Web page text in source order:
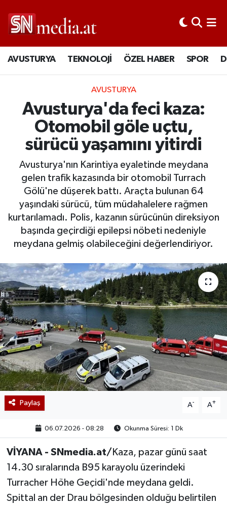
AVUSTURYA TEKNOLOJİ ÖZEL HABER SPOR
AVUSTURYA
Avusturya'da feci kaza:
Otomobil göle uçtu,
sürücü yaşamını yitirdi
Avusturya'nın Karintiya eyaletinde meydana
gelen trafik kazasında bir otomobil Turrach
Gölü'ne düşerek battı. Araçta bulunan 64
yaşındaki sürücü, tüm müdahalelere rağmen
kurtarılamadı. Polis, kazanın sürücünün direksiyon
başında geçirdiği epilepsi nöbeti nedeniyle
meydana gelmiş olabileceğini değerlendiriyor.
Paylaş A- A+
06.07.2026 - 08:28 Okunma Süresi: 1 Dk
VİYANA - SNmedia.at/ Kaza, pazar günü saat
14.30 sıralarında B95 karayolu üzerindeki
Turracher Höhe Geçidi'nde meydana geldi.
Spittal an der Drau bölgesinden olduğu belirtilen